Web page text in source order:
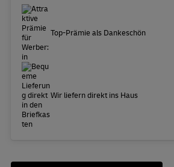
Top-Prämie als Dankeschön
Wir liefern direkt ins Haus